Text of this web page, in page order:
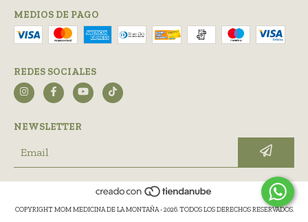
MEDIOS DE PAGO
REDES SOCIALES
NEWSLETTER
COPYRIGHT MOM MEDICINA DE LA MONTAÑA - 2026. TODOS LOS DERECHOS RESERVADOS.